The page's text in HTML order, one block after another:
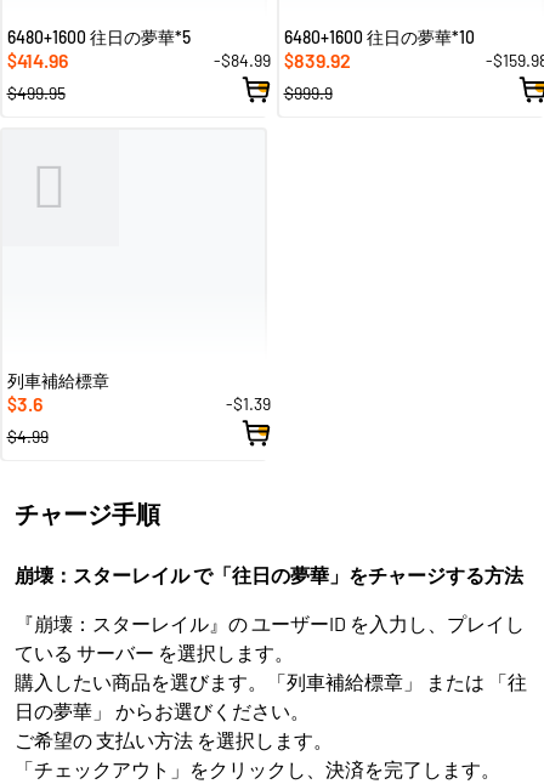
6480+1600 往日の夢華*5
$414.96
-$84.99
$499.95
6480+1600 往日の夢華*10
$839.92
-
$999.9
列車補給標章
$3.6
-$1.39
$4.99
チャージ手順
崩壊：スターレイル で「往日の夢華」をチャージする方法
『崩壊：スターレイル』の ユーザーID を入力し、プレイし
ている サーバー を選択します。
購入したい商品を選びます。「列車補給標章」 または 「往
日の夢華」 からお選びください。
ご希望の 支払い方法 を選択します。
「チェックアウト」をクリックし、決済を完了します。